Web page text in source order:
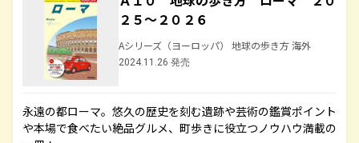
２５～２０２６
Aシリーズ（ヨーロッパ） 地球の歩き方 海外
2024.11.26 発売
永遠の都ローマ。悠久の歴史を刻む遺跡や芸術の鑑賞ポイント
や本場で食べたい絶品グルメ、町歩きに役立つノウハウ満載の